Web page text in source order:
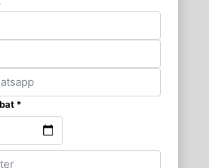
10:39:26
10:36:46